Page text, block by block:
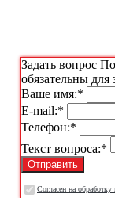
Задать вопрос
обязательны для
Ваше имя:*
E-mail:*
Телефон:*
Текст вопроса:*
Cогласен на